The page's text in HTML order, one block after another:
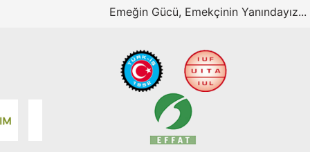
Emeğin Gücü, Emekçinin Yanındayız...